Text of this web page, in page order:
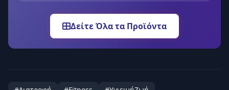
Δείτε Όλα τα Προϊόντα